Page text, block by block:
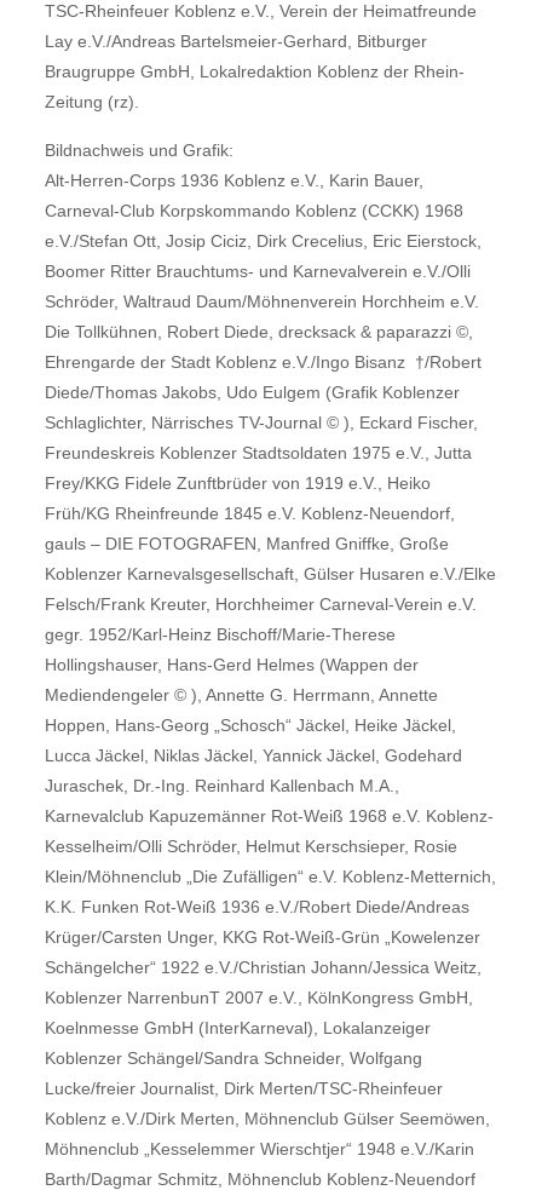
TSC-Rheinfeuer Koblenz e.V., Verein der Heimatfreunde
Lay e.V./Andreas Bartelsmeier-Gerhard, Bitburger
Braugruppe GmbH, Lokalredaktion Koblenz der Rhein-
Zeitung (rz).
Bildnachweis und Grafik:
Alt-Herren-Corps 1936 Koblenz e.V., Karin Bauer,
Carneval-Club Korpskommando Koblenz (CCKK) 1968
e.V./Stefan Ott, Josip Ciciz, Dirk Crecelius, Eric Eierstock,
Boomer Ritter Brauchtums- und Karnevalverein e.V./Olli
Schröder, Waltraud Daum/Möhnenverein Horchheim e.V.
Die Tollkühnen, Robert Diede, drecksack & paparazzi ©,
Ehrengarde der Stadt Koblenz e.V./Ingo Bisanz †/Robert
Diede/Thomas Jakobs, Udo Eulgem (Grafik Koblenzer
Schlaglichter, Närrisches TV-Journal © ), Eckard Fischer,
Freundeskreis Koblenzer Stadtsoldaten 1975 e.V., Jutta
Frey/KKG Fidele Zunftbrüder von 1919 e.V., Heiko
Früh/KG Rheinfreunde 1845 e.V. Koblenz-Neuendorf,
gauls – DIE FOTOGRAFEN, Manfred Gniffke, Große
Koblenzer Karnevalsgesellschaft, Gülser Husaren e.V./Elke
Felsch/Frank Kreuter, Horchheimer Carneval-Verein e.V.
gegr. 1952/Karl-Heinz Bischoff/Marie-Therese
Hollingshauser, Hans-Gerd Helmes (Wappen der
Mediendengeler © ), Annette G. Herrmann, Annette
Hoppen, Hans-Georg „Schosch“ Jäckel, Heike Jäckel,
Lucca Jäckel, Niklas Jäckel, Yannick Jäckel, Godehard
Juraschek, Dr.-Ing. Reinhard Kallenbach M.A.,
Karnevalclub Kapuzemänner Rot-Weiß 1968 e.V. Koblenz-
Kesselheim/Olli Schröder, Helmut Kerschsieper, Rosie
Klein/Möhnenclub „Die Zufälligen“ e.V. Koblenz-Metternich,
K.K. Funken Rot-Weiß 1936 e.V./Robert Diede/Andreas
Krüger/Carsten Unger, KKG Rot-Weiß-Grün „Kowelenzer
Schängelcher“ 1922 e.V./Christian Johann/Jessica Weitz,
Koblenzer NarrenbunT 2007 e.V., KölnKongress GmbH,
Koelnmesse GmbH (InterKarneval), Lokalanzeiger
Koblenzer Schängel/Sandra Schneider, Wolfgang
Lucke/freier Journalist, Dirk Merten/TSC-Rheinfeuer
Koblenz e.V./Dirk Merten, Möhnenclub Gülser Seemöwen,
Möhnenclub „Kesselemmer Wierschtjer“ 1948 e.V./Karin
Barth/Dagmar Schmitz, Möhnenclub Koblenz-Neuendorf